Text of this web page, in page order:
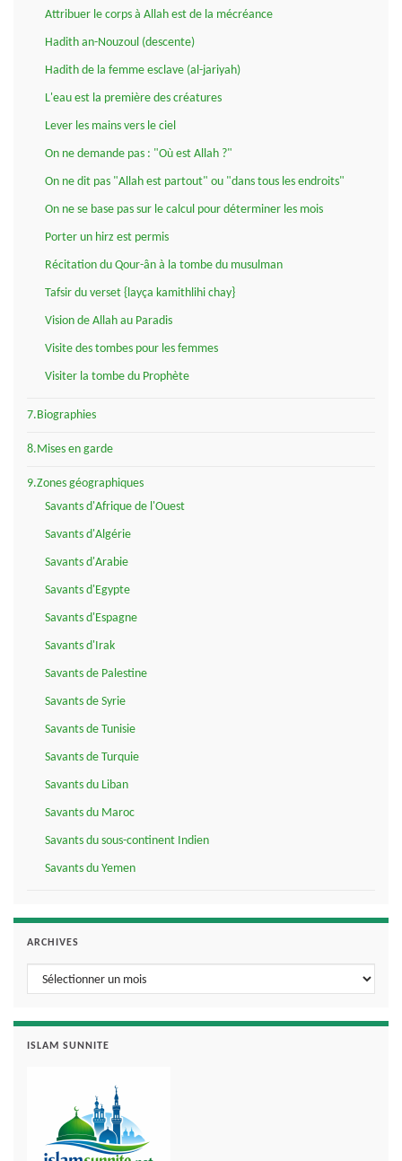
Attribuer le corps à Allah est de la mécréance
Hadith an-Nouzoul (descente)
Hadith de la femme esclave (al-jariyah)
L'eau est la première des créatures
Lever les mains vers le ciel
On ne demande pas : "Où est Allah ?"
On ne dit pas "Allah est partout" ou "dans tous les endroits"
On ne se base pas sur le calcul pour déterminer les mois
Porter un hirz est permis
Récitation du Qour-ân à la tombe du musulman
Tafsir du verset {layça kamithlihi chay}
Vision de Allah au Paradis
Visite des tombes pour les femmes
Visiter la tombe du Prophète
7.Biographies
8.Mises en garde
9.Zones géographiques
Savants d'Afrique de l'Ouest
Savants d'Algérie
Savants d'Arabie
Savants d'Egypte
Savants d'Espagne
Savants d'Irak
Savants de Palestine
Savants de Syrie
Savants de Tunisie
Savants de Turquie
Savants du Liban
Savants du Maroc
Savants du sous-continent Indien
Savants du Yemen
ARCHIVES
Archives
ISLAM SUNNITE